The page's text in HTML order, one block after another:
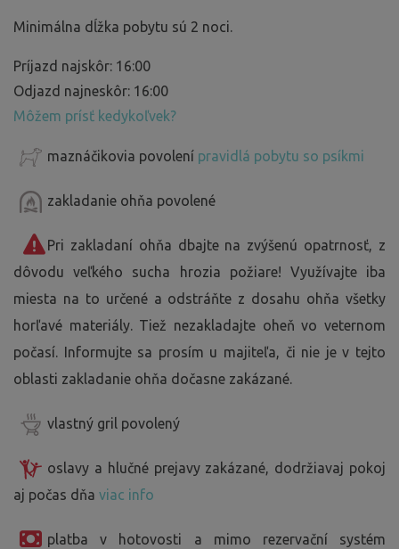
Minimálna dĺžka pobytu sú 2 noci.
Príjazd najskôr: 16:00
Odjazd najneskôr: 16:00
Môžem prísť kedykoľvek?
maznáčikovia povolení pravidlá pobytu so psíkmi
zakladanie ohňa povolené
Pri zakladaní ohňa dbajte na zvýšenú opatrnosť, z
dôvodu veľkého sucha hrozia požiare! Využívajte iba
miesta na to určené a odstráňte z dosahu ohňa všetky
horľavé materiály. Tiež nezakladajte oheň vo veternom
počasí. Informujte sa prosím u majiteľa, či nie je v tejto
oblasti zakladanie ohňa dočasne zakázané.
vlastný gril povolený
oslavy a hlučné prejavy zakázané, dodržiavaj pokoj
aj počas dňa viac info
platba v hotovosti a mimo rezervační systém